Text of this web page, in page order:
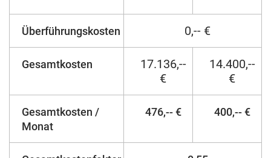
Überführungskosten 0,-- €
Gesamtkosten
17.136,--
€
14.400,--
€
Gesamtkosten /
Monat
476,-- € 400,-- €